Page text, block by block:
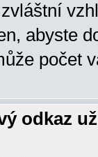
abyste
počet
odkaz